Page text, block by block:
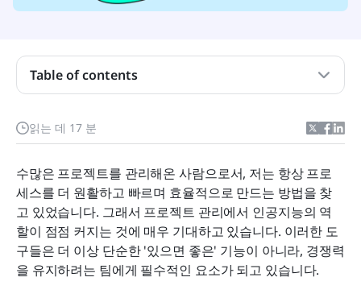
읽는 데 17 분
수많은 프로젝트를 관리해온 사람으로서, 저는 항상 프로
세스를 더 원활하고 빠르며 효율적으로 만드는 방법을 찾
고 있었습니다. 그래서 프로젝트 관리에서 인공지능의 역
할이 점점 커지는 것에 매우 기대하고 있습니다. 이러한 도
구들은 더 이상 단순한 '있으면 좋은' 기능이 아니라, 경쟁력
을 유지하려는 팀에게 필수적인 요소가 되고 있습니다.
Table of contents
AI 프로젝트 관리 도구란 무엇이며 왜 필요합니까?
2026년을 위한 상위 10개 AI 프로젝트 관리 도구
팀에 적합한 AI 프로젝트 관리 도구 선택 방법
2026년 AI 프로젝트 관리 동향
결론